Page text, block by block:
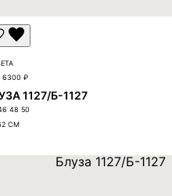
6300 ₽
1127/Б-1127
48 50
СМ